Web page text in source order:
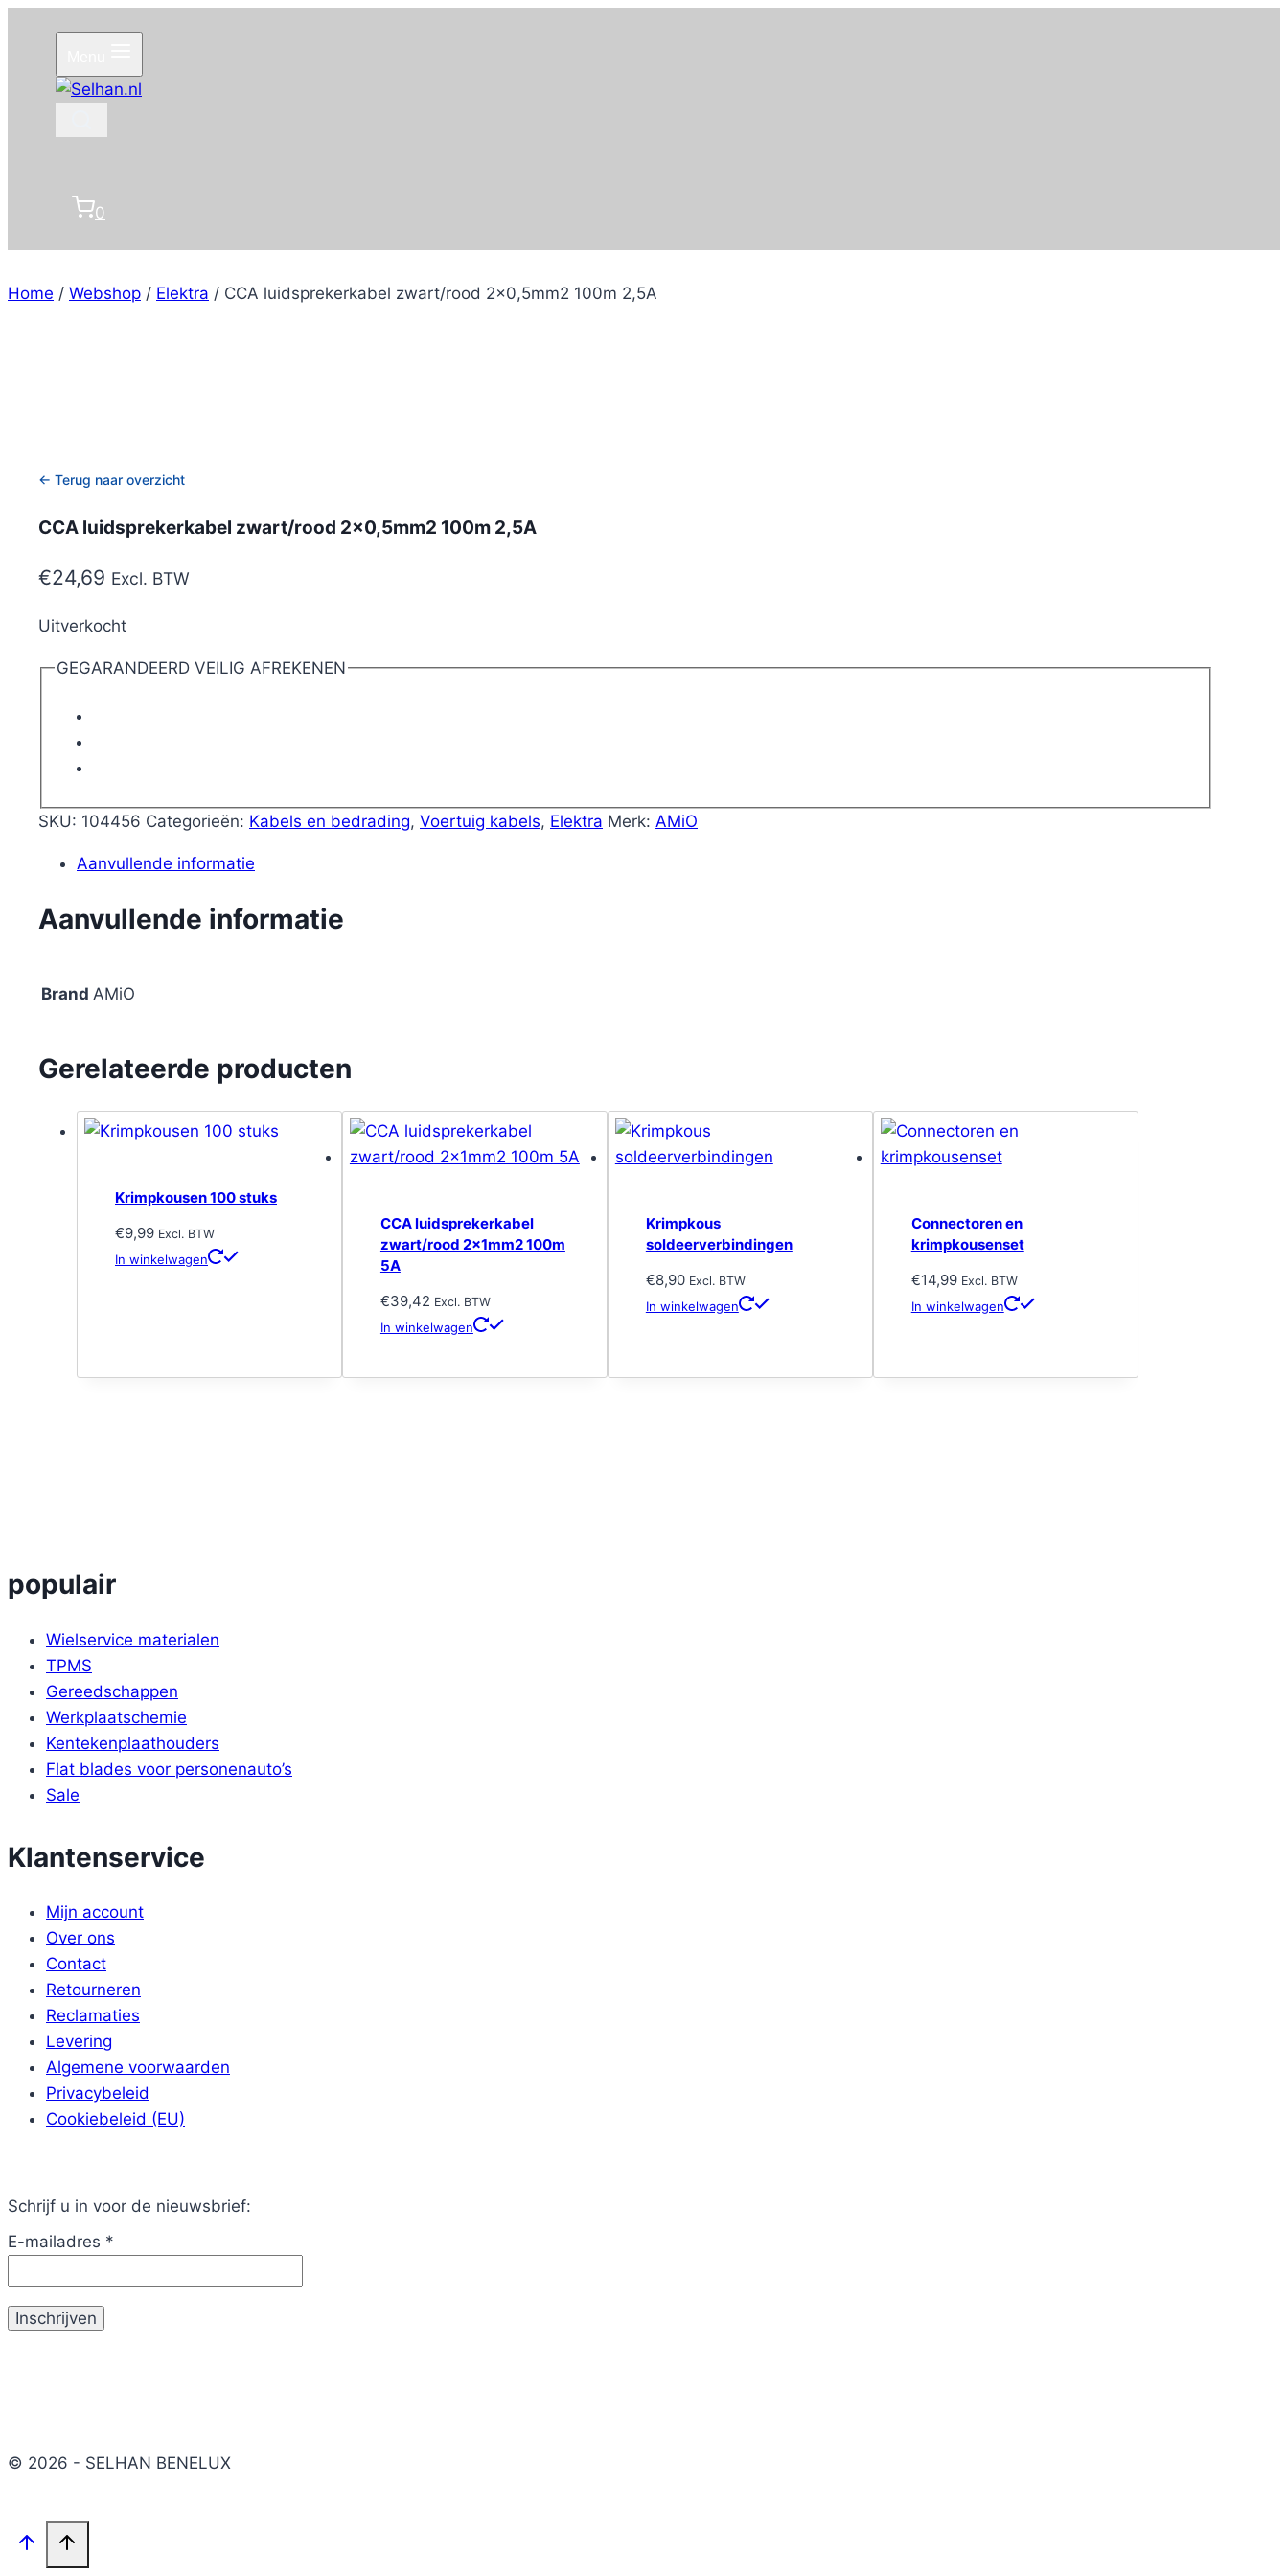
inhoud
0
Home / Webshop / Elektra / CCA luidsprekerkabel zwart/rood 2×0,5mm2 100m 2,5A
← Terug naar overzicht
CCA luidsprekerkabel zwart/rood 2×0,5mm2 100m 2,5A
€24,69 Excl. BTW
Uitverkocht
GEGARANDEERD VEILIG AFREKENEN
SKU: 104456 Categorieën: Kabels en bedrading, Voertuig kabels, Elektra Merk: AMiO
Aanvullende informatie
Aanvullende informatie
Brand AMiO
Gerelateerde producten
Krimpkousen 100 stuks
€9,99 Excl. BTW
In winkelwagen
CCA luidsprekerkabel
zwart/rood 2x1mm2 100m
5A
€39,42 Excl. BTW
In winkelwagen
Krimpkous
soldeerverbindingen
€8,90 Excl. BTW
In winkelwagen
Connectoren en
krimpkousenset
€14,99 Excl. BTW
In winkelwagen
populair
Wielservice materialen
TPMS
Gereedschappen
Werkplaatschemie
Kentekenplaathouders
Flat blades voor personenauto’s
Sale
Klantenservice
Mijn account
Over ons
Contact
Retourneren
Reclamaties
Levering
Algemene voorwaarden
Privacybeleid
Cookiebeleid (EU)
Schrijf u in voor de nieuwsbrief:
E-mailadres *
© 2026 - SELHAN BENELUX